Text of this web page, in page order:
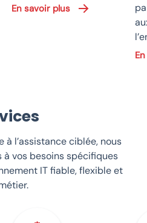
En savoir plus
à l’assistance ciblée, nous
vos besoins spécifiques
IT fiable, flexible et